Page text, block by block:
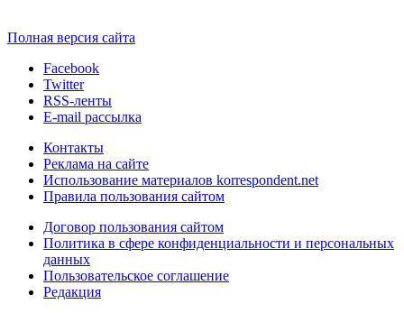
Полная версия сайта
Facebook
Twitter
RSS-ленты
E-mail рассылка
Контакты
Реклама на сайте
Использование материалов korrespondent.net
Правила пользования сайтом
Договор пользования сайтом
Политика в сфере конфиденциальности и персональных
данных
Пользовательское соглашение
Редакция